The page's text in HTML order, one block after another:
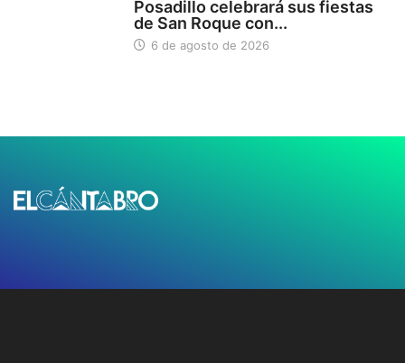
Posadillo celebrará sus fiestas
de San Roque con...
6 de agosto de 2026